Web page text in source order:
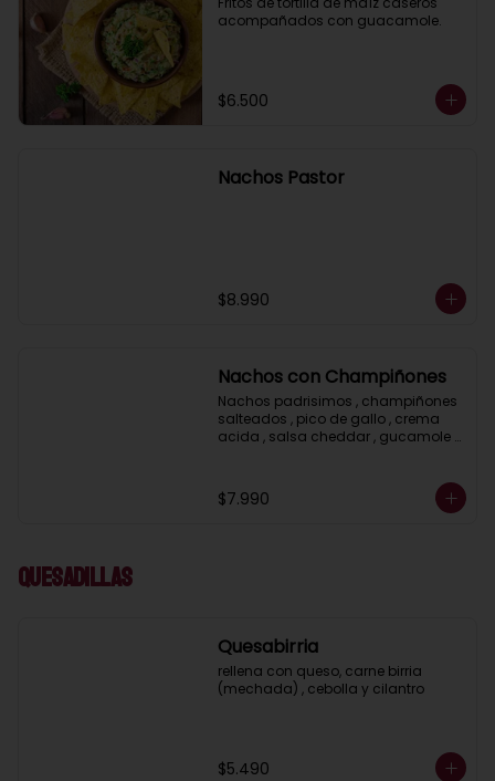
acompañados con guacamole.
$6.500
Nachos Pastor
$8.990
Nachos con Champiñones
Nachos padrisimos , champiñones
salteados , pico de gallo , crema
acida , salsa cheddar , gucamole y
$7.990
Quesadillas
Quesabirria
rellena con queso, carne birria
(mechada) , cebolla y cilantro
$5.490